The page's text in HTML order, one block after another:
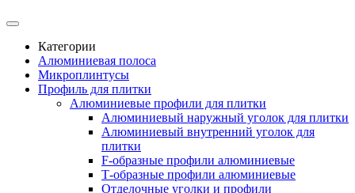
Категории
Алюминиевая полоса
Микроплинтусы
Профиль для плитки
Алюминиевые профили для плитки
Алюминиевый наружный уголок для плитки
Алюминиевый внутренний уголок для
плитки
F-образные профили алюминиевые
Т-образные профили алюминиевые
Отделочные уголки и профили